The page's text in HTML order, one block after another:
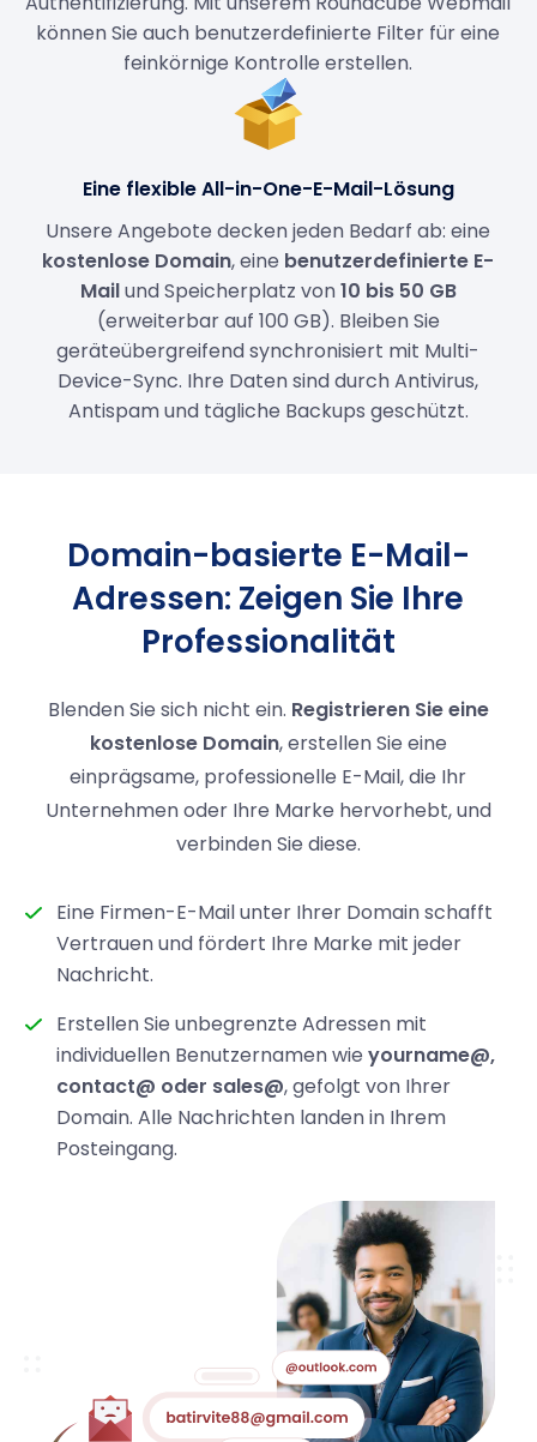
können Sie auch benutzerdefinierte Filter für eine
feinkörnige Kontrolle erstellen.
Eine flexible All-in-One-E-Mail-Lösung
Unsere Angebote decken jeden Bedarf ab: eine
kostenlose Domain, eine benutzerdefinierte E-
Mailund Speicherplatz von10 bis 50 GB
(erweiterbar auf 100 GB). Bleiben Sie
geräteübergreifend synchronisiert mit Multi-
Device-Sync. Ihre Daten sind durch Antivirus,
Antispam und tägliche Backups geschützt.
Domain-basierte E-Mail-
Adressen: Zeigen Sie Ihre
Professionalität
Blenden Sie sich nicht ein. Registrieren Sie eine
kostenlose Domain, erstellen Sie eine
einprägsame, professionelle E-Mail, die Ihr
Unternehmen oder Ihre Marke hervorhebt, und
verbinden Sie diese.
Eine Firmen-E-Mail unter Ihrer Domain schafft
Vertrauen und fördert Ihre Marke mit jeder
Nachricht.
Erstellen Sie unbegrenzte Adressen mit
individuellen Benutzernamen wieyourname@,
contact@ oder sales@, gefolgt von Ihrer
Domain. Alle Nachrichten landen in Ihrem
Posteingang.